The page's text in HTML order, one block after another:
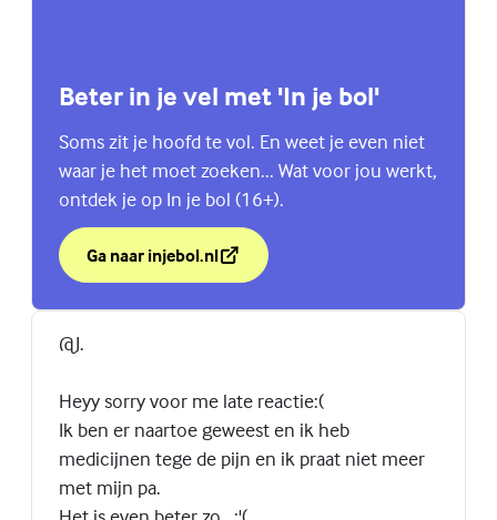
Beter in je vel met 'In je bol'
Soms zit je hoofd te vol. En weet je even niet
waar je het moet zoeken... Wat voor jou werkt,
ontdek je op In je bol (16+).
Ga naar injebol.nl
over Beter in je vel met 'In je bol'
(Externe link)
@J.
Heyy sorry voor me late reactie:(
Ik ben er naartoe geweest en ik heb
medicijnen tege de pijn en ik praat niet meer
met mijn pa.